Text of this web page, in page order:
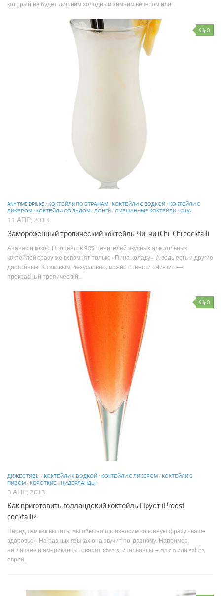
который не будет лишним холодным зимним вечером или...
0
ANY TIME DRINKS/КОКТЕЙЛИ ПО СТРАНАМ/КОКТЕЙЛИ С ВОДКОЙ/КОКТЕЙЛИ С
ЛИКЕРОМ/КОКТЕЙЛИ СО ЛЬДОМ/ЛОНГИ/СМЕШАННЫЕ КОКТЕЙЛИ/США
11 АПР, 2013
Замороженный тропический коктейль Чи-чи (Chi-Chi cocktail)
Ананас и кокос. Процентов 90% ценителей вкусных алкогольных
коктейлей сразу же вспомнят только «Пина коладу». А ведь есть и другие
достойные! К таковым, безусловно, можно отнести «Чи-чи» —
прекрасный тропический...
0
ДИЖЕСТИВЫ /КОКТЕЙЛИ С ВОДКОЙ/КОКТЕЙЛИ С ЛИКЕРОМ/КОКТЕЙЛИ С
ПИВОМ/КОРОТКИЕ/НИДЕРЛАНДЫ
3 АПР, 2013
Как приготовить голландский коктейль Пруст (Proost
cocktail)?
Перед тем как выпить, мы обычно произносим коронную фразу «ваше
здоровье». На разных языках она звучит по-разному. Например,
англичане и американцы говорят сheers, итальянцы – cin cin или salute,
евреи...